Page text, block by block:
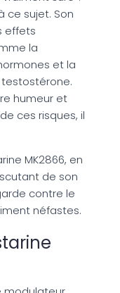
ce sujet. Son
effets
la
et la
humeur et
ces risques, il
MK2866, en
de son
contre le
néfastes.